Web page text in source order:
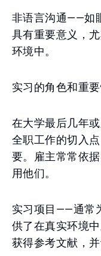
非语言沟通——如
具有重要意义，
环境中。
实习的角色和重
在大学最后几年
全职工作的切入
要。雇主常常依
用他们。
实习项目——通常
供了在真实环境
获得参考文献，并